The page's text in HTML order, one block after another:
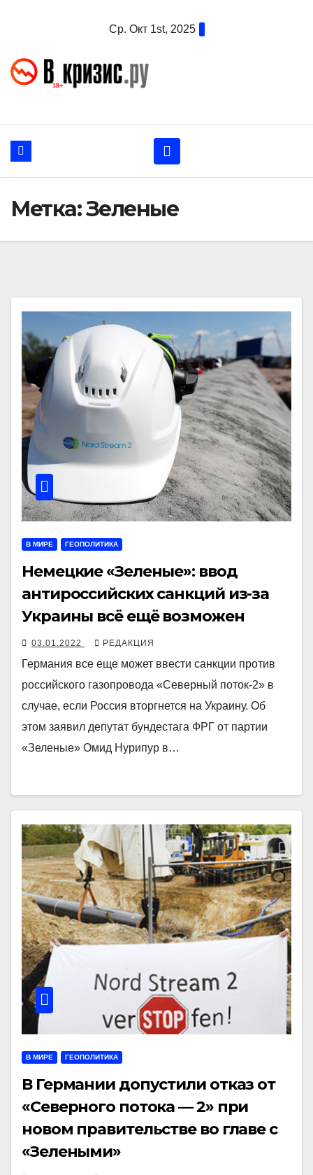
Ср. Окт 1st, 2025
Метка:Зеленые
В МИРЕ ГЕОПОЛИТИКА
Немецкие «Зеленые»: ввод
антироссийских санкций из-за
Украины всё ещё возможен
03.01.2022 РЕДАКЦИЯ
Германия все еще может ввести санкции против
российского газопровода «Северный поток-2» в
случае, если Россия вторгнется на Украину. Об
этом заявил депутат бундестага ФРГ от партии
«Зеленые» Омид Нурипур в…
В МИРЕ ГЕОПОЛИТИКА
В Германии допустили отказ от
«Северного потока — 2» при
новом правительстве во главе с
«Зелеными»